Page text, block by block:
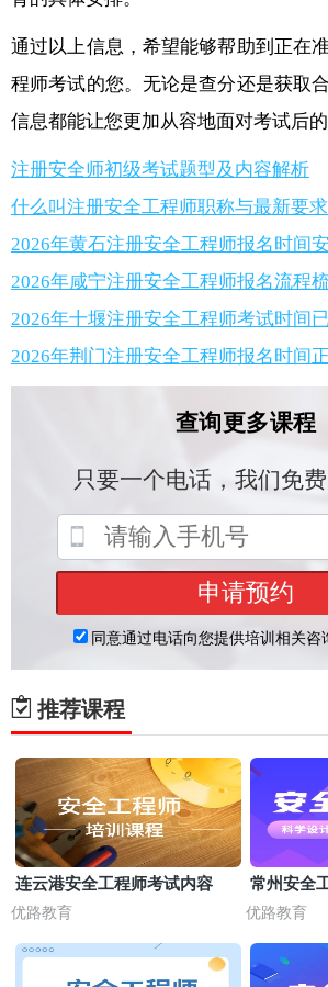
通过以上信息，希望能够帮助到正在
程师考试的您。无论是查分还是获取
信息都能让您更加从容地面对考试后的
注册安全师初级考试题型及内容解析
什么叫注册安全工程师职称与最新要求
2026年黄石注册安全工程师报名时间
2026年咸宁注册安全工程师报名流程
2026年十堰注册安全工程师考试时间
2026年荆门注册安全工程师报名时间
推荐课程
连云港安全工程师考试内容
优路教育
常州安全
优路教育